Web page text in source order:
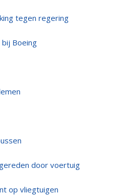
tegen regering
Boeing
door voertuig
op vliegtuigen